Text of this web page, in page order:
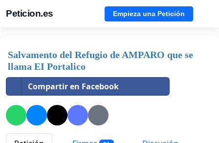
Peticion.es Empieza una Petición
Salvamento del Refugio de AMPARO que se
llama EI Portalico
Compartir en Facebook